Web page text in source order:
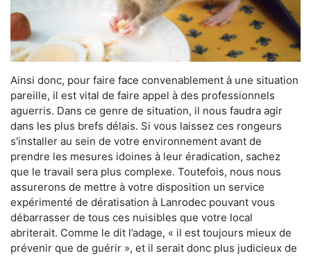
Ainsi donc, pour faire face convenablement à une situation
pareille, il est vital de faire appel à des professionnels
aguerris. Dans ce genre de situation, il nous faudra agir
dans les plus brefs délais. Si vous laissez ces rongeurs
s'installer au sein de votre environnement avant de
prendre les mesures idoines à leur éradication, sachez
que le travail sera plus complexe. Toutefois, nous nous
assurerons de mettre à votre disposition un service
expérimenté de dératisation à Lanrodec pouvant vous
débarrasser de tous ces nuisibles que votre local
abriterait. Comme le dit l’adage, « il est toujours mieux de
prévenir que de guérir », et il serait donc plus judicieux de